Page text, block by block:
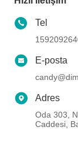
Tel
E-posta
Adres
Oda 303,
Caddesi,